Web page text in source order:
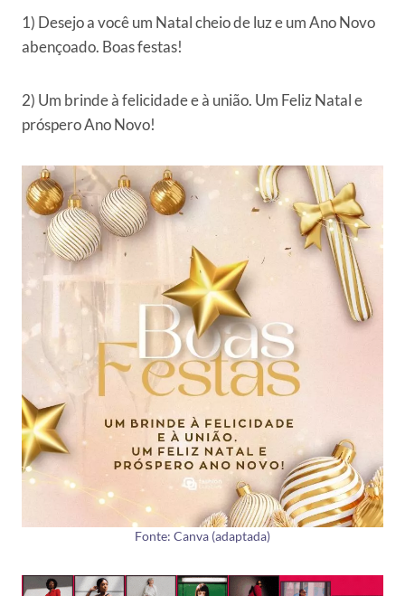
1) Desejo a você um Natal cheio de luz e um Ano Novo
abençoado. Boas festas!
2) Um brinde à felicidade e à união. Um Feliz Natal e
próspero Ano Novo!
Fonte: Canva (adaptada)